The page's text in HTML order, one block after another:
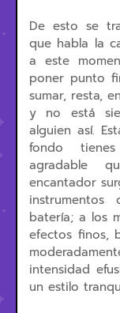
De esto se
que habla la
a este
poner punto
sumar, resta,
y no está
alguien así.
fondo
agradable
encantador
batería; a los
efectos finos,
intensidad
un estilo